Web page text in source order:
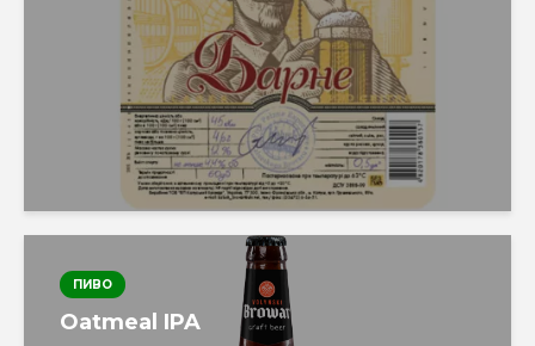
ПИВО
Oatmeal IPA